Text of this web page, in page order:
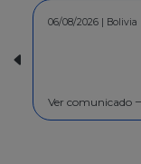
30/07/2026 | Bolivia
Ver comunicado